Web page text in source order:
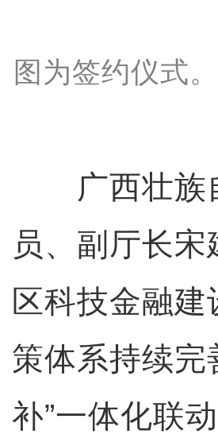
图为签约仪式
广西壮族
员、副厅长
区科技金融
策体系持续完
补”一体化联